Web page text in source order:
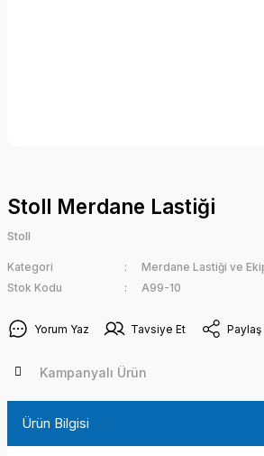
Stoll Merdane Lastiği
Stoll
Kategori Merdane Lastiği ve
Stok Kodu
A99-10
Yorum Yaz Tavsiye Et Paylaş
Kampanyalı Ürün
Ürün Bilgisi